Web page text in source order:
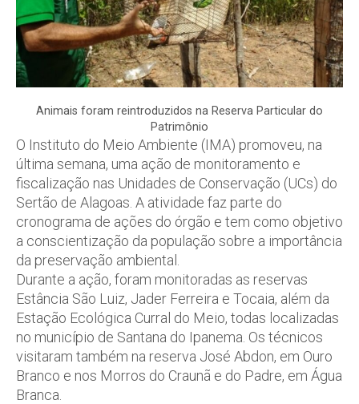
Animais foram reintroduzidos na Reserva Particular do
Patrimônio
O Instituto do Meio Ambiente (IMA) promoveu, na
última semana, uma ação de monitoramento e
fiscalização nas Unidades de Conservação (UCs) do
Sertão de Alagoas. A atividade faz parte do
cronograma de ações do órgão e tem como objetivo
a conscientização da população sobre a importância
da preservação ambiental.
Durante a ação, foram monitoradas as reservas
Estância São Luiz, Jader Ferreira e Tocaia, além da
Estação Ecológica Curral do Meio, todas localizadas
no município de Santana do Ipanema. Os técnicos
visitaram também na reserva José Abdon, em Ouro
Branco e nos Morros do Craunã e do Padre, em Água
Branca.